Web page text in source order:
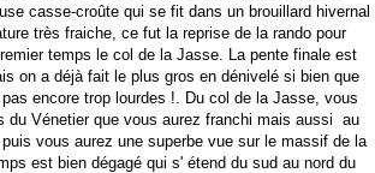
casse-croûte qui se fit dans un brouillard hivernal
très fraiche, ce fut la reprise de la rando pour
temps le col de la Jasse. La pente finale est
on a déjà fait le plus gros en dénivelé si bien que
encore trop lourdes !. Du col de la Jasse, vous
du Vénetier que vous aurez franchi mais aussi au
vous aurez une superbe vue sur le massif de la
est bien dégagé qui s' étend du sud au nord du